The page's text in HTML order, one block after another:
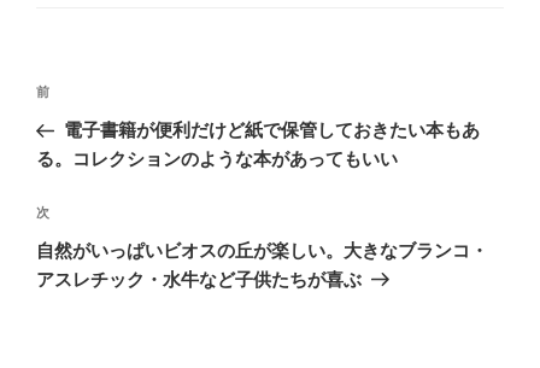
投
ナ
ゲ
ー
シ
前
の
投
前
電子書籍が便利だけど紙で保管しておきたい本もあ
る。コレクションのような本があってもいい
次
の
投
次
自然がいっぱいビオスの丘が楽しい。大きなブランコ・
アスレチック・水牛など子供たちが喜ぶ